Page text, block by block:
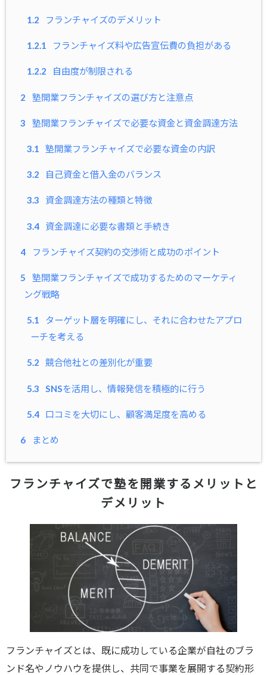
1.2 フランチャイズのデメリット
1.2.1 フランチャイズ料や広告宣伝費の負担がある
1.2.2 自由度が制限される
2 塾開業フランチャイズの選び方と注意点
3 塾開業フランチャイズで必要な資金と資金調達方法
3.1 塾開業フランチャイズで必要な資金の内訳
3.2 自己資金と借入金のバランス
3.3 資金調達方法の種類と特徴
3.4 資金調達に必要な書類と手続き
4 フランチャイズ契約の交渉術と成功のポイント
5
塾開業フランチャイズで成功するためのマーケティ
ング戦略
5.1
ターゲット層を明確にし、それに合わせたアプロ
ーチを考える
5.2 競合他社との差別化が重要
5.3 SNSを活用し、情報発信を積極的に行う
5.4 口コミを大切にし、顧客満足度を高める
6 まとめ
フランチャイズで塾を開業するメリットと
デメリット
フランチャイズとは、既に成功している企業が自社のブラ
ンド名やノウハウを提供し、共同で事業を展開する契約形